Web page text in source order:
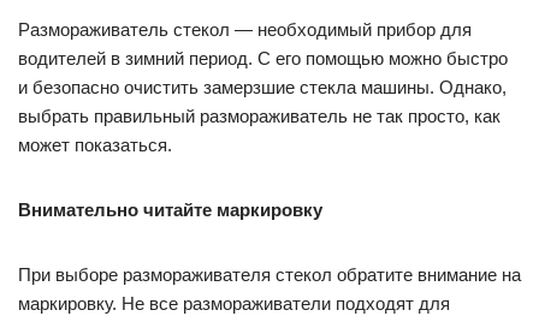
Размораживатель стекол — необходимый прибор для
водителей в зимний период. С его помощью можно быстро
и безопасно очистить замерзшие стекла машины. Однако,
выбрать правильный размораживатель не так просто, как
может показаться.
Внимательно читайте маркировку
При выборе размораживателя стекол обратите внимание на
маркировку. Не все размораживатели подходят для